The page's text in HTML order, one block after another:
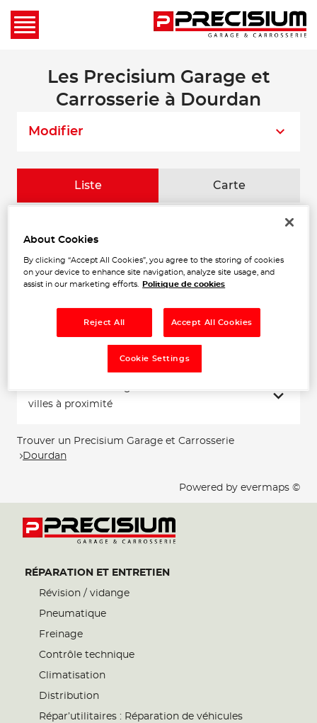
Les Precisium Garage et
Carrosserie à Dourdan
Modifier
Liste Carte
1
22.26
GARAGE MOTORS 91
91400 ORSAY
Fermé aujourd'hui
Voir plus
villes à proximité
Trouver un Precisium Garage et Carrosserie
Dourdan
Powered by evermaps ©
RÉPARATION ET ENTRETIEN
Révision / vidange
Pneumatique
Freinage
Contrôle technique
Climatisation
Distribution
Répar’utilitaires : Réparation de véhicules
About Cookies
By clicking “Accept All Cookies”, you agree to the storing of cookies
on your device to enhance site navigation, analyze site usage, and
assist in our marketing efforts.
Politique de cookies
Reject All Accept All Cookies
Cookie Settings